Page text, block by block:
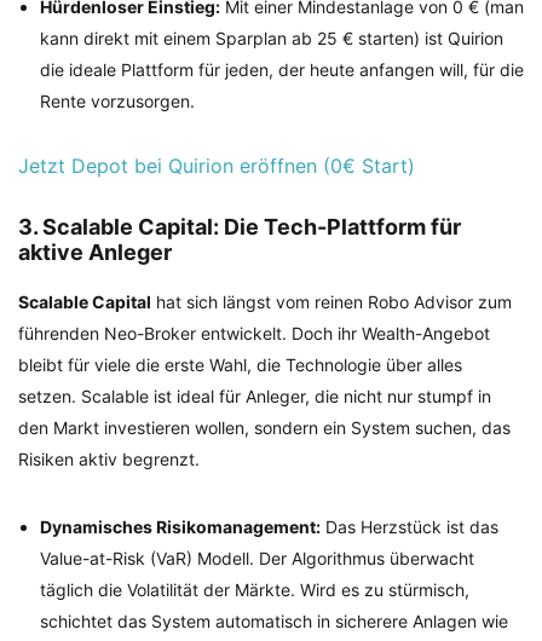
Hürdenloser Einstieg: Mit einer Mindestanlage von 0 € (man
kann direkt mit einem Sparplan ab 25 € starten) ist Quirion
die ideale Plattform für jeden, der heute anfangen will, für die
Rente vorzusorgen.
Jetzt Depot bei Quirion eröffnen (0€ Start)
3. Scalable Capital: Die Tech-Plattform für
aktive Anleger
Scalable Capital hat sich längst vom reinen Robo Advisor zum
führenden Neo-Broker entwickelt. Doch ihr Wealth-Angebot
bleibt für viele die erste Wahl, die Technologie über alles
setzen. Scalable ist ideal für Anleger, die nicht nur stumpf in
den Markt investieren wollen, sondern ein System suchen, das
Risiken aktiv begrenzt.
Dynamisches Risikomanagement: Das Herzstück ist das
Value-at-Risk (VaR) Modell. Der Algorithmus überwacht
täglich die Volatilität der Märkte. Wird es zu stürmisch,
schichtet das System automatisch in sicherere Anlagen wie